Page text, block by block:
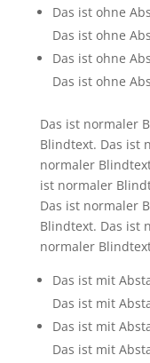
Das ist ohne
Das ist ohne
Das ist ohne
Das ist ohne
Das ist normaler
Blindtext. Das ist
normaler
ist normaler
Das ist normaler
Blindtext. Das ist
normaler
Das ist mit
Das ist mit
Das ist mit
Das ist mit